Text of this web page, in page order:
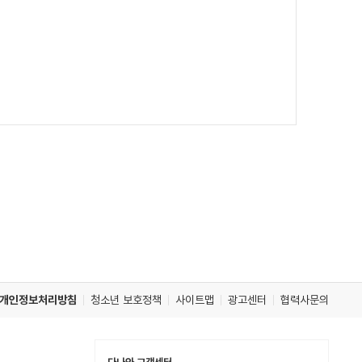
개인정보처리방침 청소년 보호정책 사이트맵 광고센터 협력사문의